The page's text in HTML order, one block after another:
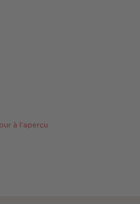
à l'aperçu